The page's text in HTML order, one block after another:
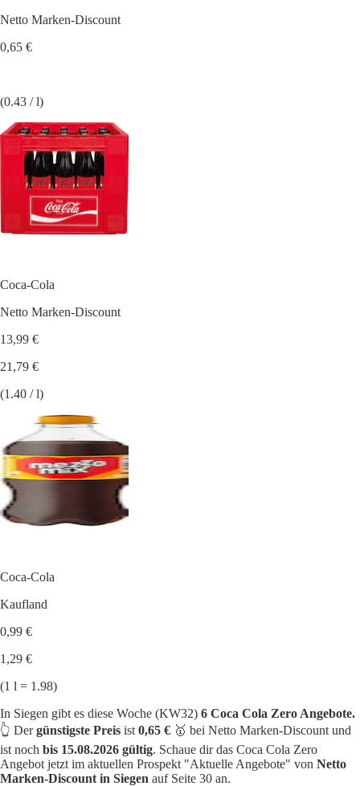
Netto Marken-Discount
0,65 €
(0.43 / l)
Coca-Cola
Netto Marken-Discount
13,99 €
21,79 €
(1.40 / l)
Coca-Cola
Kaufland
0,99 €
1,29 €
(1 l = 1.98)
In Siegen gibt es diese Woche (KW32) 6 Coca Cola Zero Angebote.
👆 Dergünstigste Preis ist 0,65 € 🥇 bei Netto Marken-Discount und
ist noch bis 15.08.2026 gültig. Schaue dir das Coca Cola Zero
Angebot jetzt im aktuellen Prospekt "Aktuelle Angebote" von Netto
Marken-Discount in Siegen auf Seite 30 an.